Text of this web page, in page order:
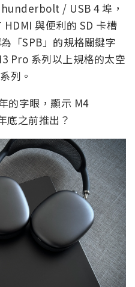
/ USB 4 埠，
與便利的 SD 卡槽
「SPB」的規格關鍵字
Pro 系列以上規格的太空
列。
的字眼，顯示 M4
底之前推出？